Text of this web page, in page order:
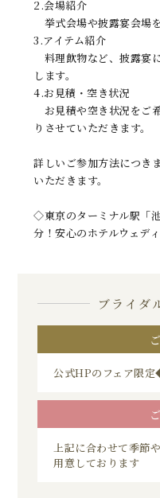
2.会場紹介
挙式会場や披露宴会場
3.アイテム紹介
料理飲物など、披露宴
します。
4.お見積・空き状況
お見積や空き状況をご
りさせていただきます。
詳しいご参加方法につき
いただきます。
◇東京のターミナル駅「
分！安心のホテルウェデ
ブライダ
公式HPのフェア限
上記に合わせて季節
用意しております